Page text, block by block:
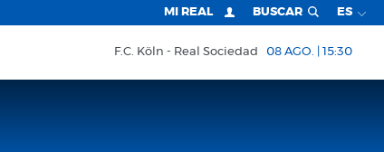
MI REAL BUSCAR ES
F.C. Köln Real Sociedad 08 AGO. | 15:30